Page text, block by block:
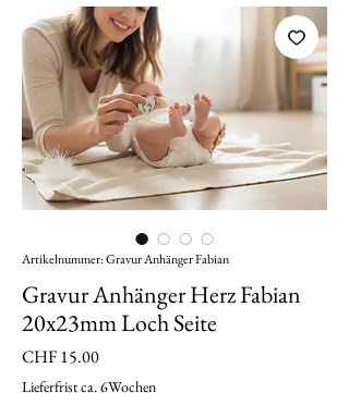
Artikelnummer: Gravur Anhänger Fabian
Gravur Anhänger Herz Fabian
20x23mm Loch Seite
CHF 15.00Preis
Lieferfrist ca. 6Wochen